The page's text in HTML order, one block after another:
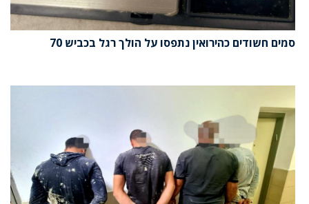
סמים חשודים כהירואין נתפסו על הולך רגל בכביש 70